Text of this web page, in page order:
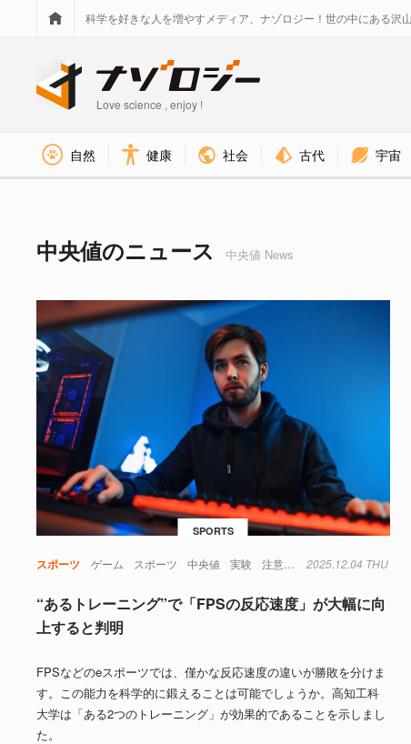
科学を好きな人を増やすメディア、ナゾロジー！世の中にある沢
Love science , enjoy !
自然 健康 社会 古代 宇宙
中央値のニュース 中央値 News
SPORTS
スポーツ ゲーム スポーツ 中央値 実験 注意力 脳 脳波 認知
2025.12.04 THU
“あるトレーニング”で「FPSの反応速度」が大幅に向
上すると判明
FPSなどのeスポーツでは、僅かな反応速度の違いが勝敗を分けま
す。この能力を科学的に鍛えることは可能でしょうか。高知工科
大学は「ある2つのトレーニング」が効果的であることを示しまし
た。